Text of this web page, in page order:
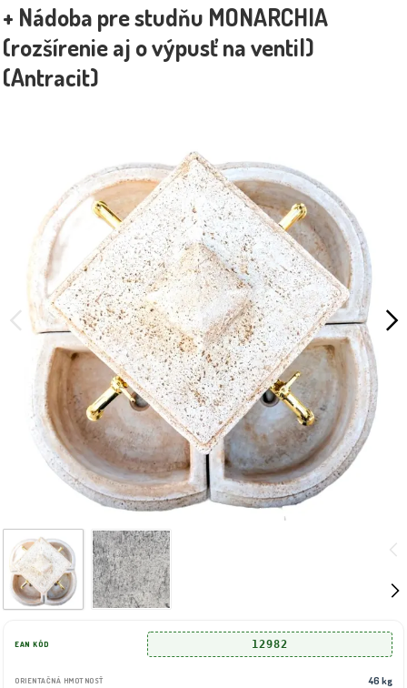
+ Nádoba pre studňu MONARCHIA
(rozšírenie aj o výpusť na ventil)
(Antracit)
EAN KÓD 12982
ORIENTAČNÁ HMOTNOSŤ 46 kg